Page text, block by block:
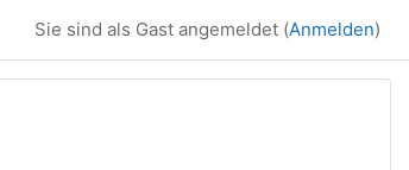
Sie sind als Gast angemeldet (Anmelden)